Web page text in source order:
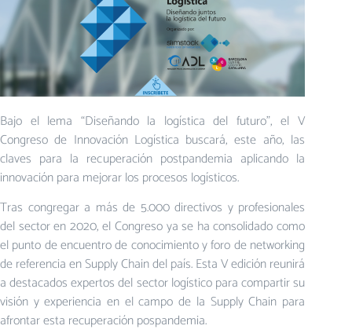
Bajo el lema “Diseñando la logística del futuro”, el V
Congreso de Innovación Logística buscará, este año, las
claves para la recuperación postpandemia aplicando la
innovación para mejorar los procesos logísticos.
Tras congregar a más de 5.000 directivos y profesionales
del sector en 2020, el Congreso ya se ha consolidado como
el punto de encuentro de conocimiento y foro de networking
de referencia en Supply Chain del país. Esta V edición reunirá
a destacados expertos del sector logístico para compartir su
visión y experiencia en el campo de la Supply Chain para
afrontar esta recuperación pospandemia.